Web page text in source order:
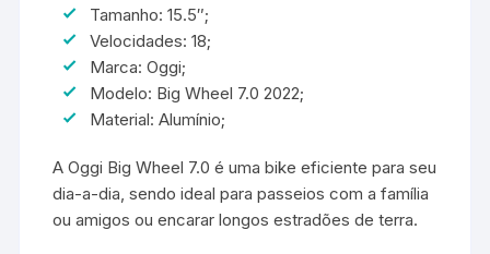
Tamanho: 15.5″;
Velocidades: 18;
Marca: Oggi;
Modelo: Big Wheel 7.0 2022;
Material: Alumínio;
A Oggi Big Wheel 7.0 é uma bike eficiente para seu
dia-a-dia, sendo ideal para passeios com a família
ou amigos ou encarar longos estradões de terra.